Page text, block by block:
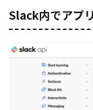
Slack内でアプ